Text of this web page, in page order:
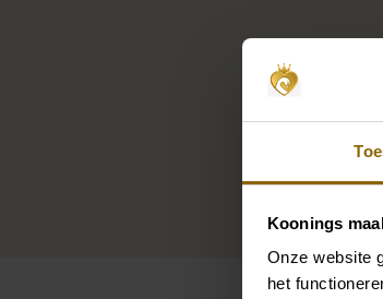
Koonings
Onze website
het